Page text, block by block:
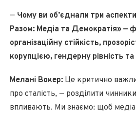
— Чому ви об’єднали три
Разом: Медіа та Демократія» —
організаційну стійкість,
корупцією, гендерну рівність
Мелані Вокер: Це критично
про сталість, — розділити
впливають. Ми знаємо: щоб медіа